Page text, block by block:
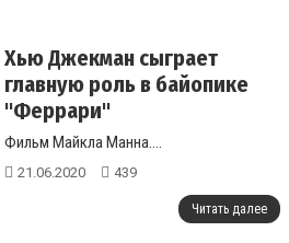
Хью Джекман сыграет
главную роль в байопике
"Феррари"
Фильм Майкла Манна....
21.06.2020 439
Читать далее